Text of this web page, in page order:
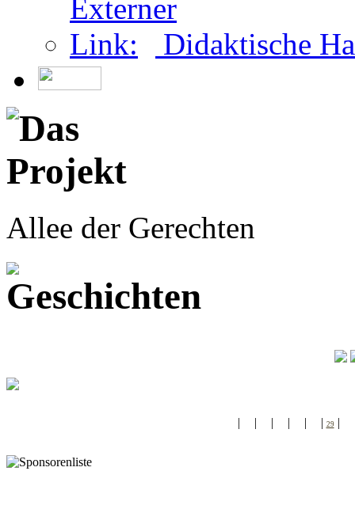
Didaktische
Allee der Gerechten
| | | | | | 29 |